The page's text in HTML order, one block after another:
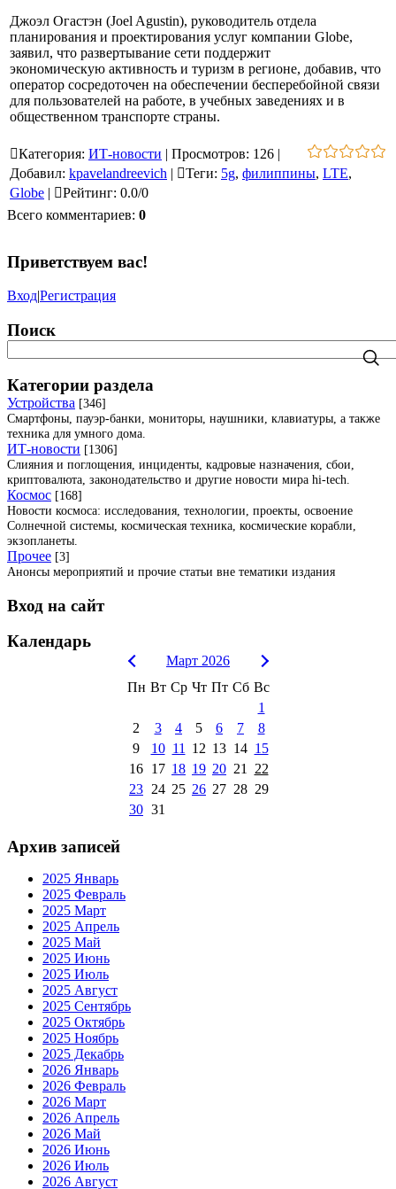
Джоэл Огастэн (Joel Agustin), руководитель отдела
планирования и проектирования услуг компании Globe,
заявил, что развертывание сети поддержит
экономическую активность и туризм в регионе, добавив, что
оператор сосредоточен на обеспечении бесперебойной связи
для пользователей на работе, в учебных заведениях и в
общественном транспорте страны.
Категория: ИТ-новости | Просмотров: 126 |
Добавил: kpavelandreevich | Теги: 5g, филиппины, LTE,
Globe | Рейтинг: 0.0/0
Всего комментариев: 0
Приветствуем вас!
Вход|Регистрация
Поиск
Категории раздела
Устройства [346]
Смартфоны, пауэр-банки, мониторы, наушники, клавиатуры, а также
техника для умного дома.
ИТ-новости [1306]
Слияния и поглощения, инциденты, кадровые назначения, сбои,
криптовалюта, законодательство и другие новости мира hi-tech.
Космос [168]
Новости космоса: исследования, технологии, проекты, освоение
Солнечной системы, космическая техника, космические корабли,
экзопланеты.
Прочее [3]
Анонсы мероприятий и прочие статьи вне тематики издания
Вход на сайт
Календарь
Март 2026
Пн Вт Ср Чт Пт Сб Вс
1
2
3 4 5 6 7
8
9
10 11 12 13 14 15
16 17 18 19 20 21
22
23 24 25 26 27 28 29
30 31
Архив записей
2025 Январь
2025 Февраль
2025 Март
2025 Апрель
2025 Май
2025 Июнь
2025 Июль
2025 Август
2025 Сентябрь
2025 Октябрь
2025 Ноябрь
2025 Декабрь
2026 Январь
2026 Февраль
2026 Март
2026 Апрель
2026 Май
2026 Июнь
2026 Июль
2026 Август